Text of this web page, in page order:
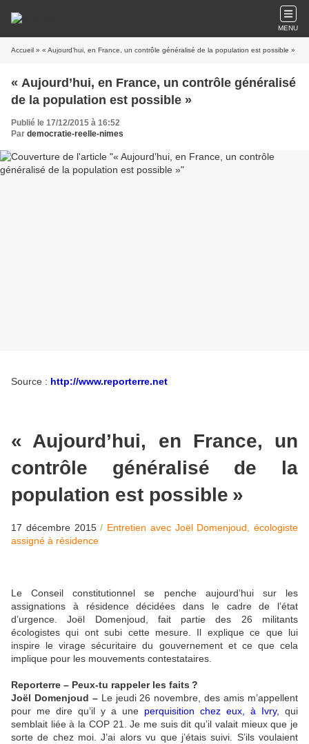
MENU
Accueil » « Aujourd’hui, en France, un contrôle généralisé de la population est possible »
« Aujourd’hui, en France, un contrôle généralisé
de la population est possible »
Publié le 17/12/2015 à 16:52
Par democratie-reelle-nimes
Source : http://www.reporterre.net
« Aujourd’hui, en France, un
contrôle généralisé de la
population est possible »
17 décembre 2015/ Entretien avec Joël Domenjoud, écologiste
assigné à résidence
Le Conseil constitutionnel se penche aujourd’hui sur les
assignations à résidence décidées dans le cadre de l’état
d’urgence. Joël Domenjoud, fait partie des 26 militants
écologistes qui ont subi cette mesure. Il explique ce que lui
inspire le virage sécuritaire du gouvernement et ce que cela
implique pour les mouvements contestataires.
Reporterre – Peux-tu rappeler les faits ?
Joël Domenjoud – Le jeudi 26 novembre, des amis m’appellent
pour me dire qu’il y a une perquisition chez eux, à Ivry,
qui
semblait liée à la COP21. Je me suis dit qu’il valait mieux que je
sorte de chez moi. J’ai alors vu que j’étais suivi. S’ils voulaient